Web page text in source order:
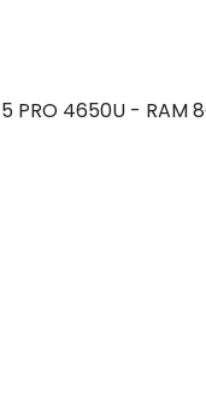
4650U - RAM